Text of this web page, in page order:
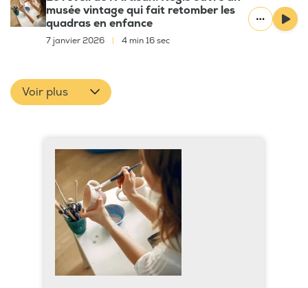
musée vintage qui fait retomber les
quadras en enfance
7 janvier 2026 4 min 16 sec
Voir plus